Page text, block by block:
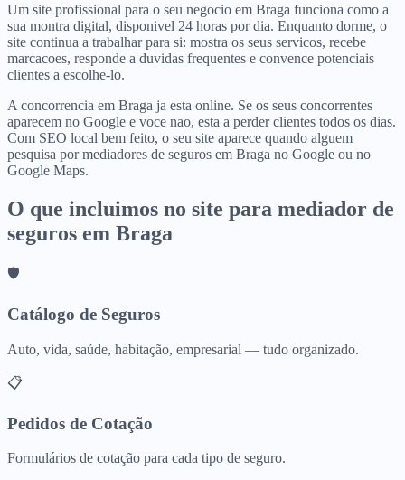
Um site profissional para o seu negocio em Braga funciona como a
sua montra digital, disponivel 24 horas por dia. Enquanto dorme, o
site continua a trabalhar para si: mostra os seus servicos, recebe
marcacoes, responde a duvidas frequentes e convence potenciais
clientes a escolhe-lo.
A concorrencia em Braga ja esta online. Se os seus concorrentes
aparecem no Google e voce nao, esta a perder clientes todos os dias.
Com SEO local bem feito, o seu site aparece quando alguem
pesquisa por mediadores de seguros em Braga no Google ou no
Google Maps.
O que incluimos no site para mediador de
seguros em Braga
🛡️
Catálogo de Seguros
Auto, vida, saúde, habitação, empresarial — tudo organizado.
📋
Pedidos de Cotação
Formulários de cotação para cada tipo de seguro.